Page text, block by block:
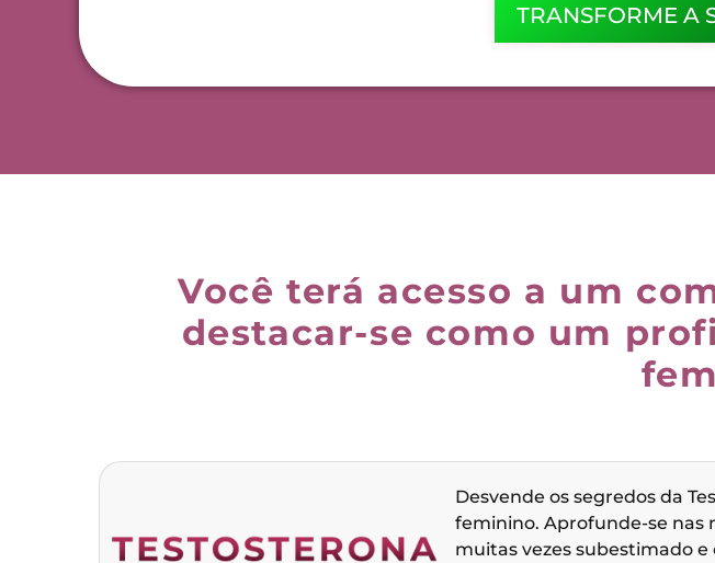
TRANSFORME A
Você terá acesso a um
destacar-se como um
Desvende os segredos da
feminino. Aprofunde-se nas
muitas vezes subestimado